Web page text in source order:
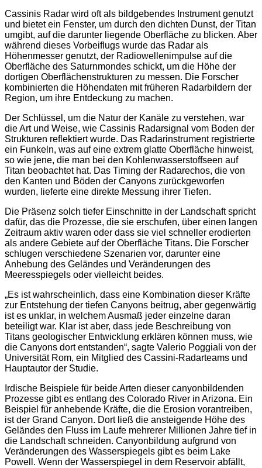
Cassinis Radar wird oft als bildgebendes Instrument genutzt
und bietet ein Fenster, um durch den dichten Dunst, der Titan
umgibt, auf die darunter liegende Oberfläche zu blicken. Aber
während dieses Vorbeiflugs wurde das Radar als
Höhenmesser genutzt, der Radiowellenimpulse auf die
Oberfläche des Saturnmondes schickt, um die Höhe der
dortigen Oberflächenstrukturen zu messen. Die Forscher
kombinierten die Höhendaten mit früheren Radarbildern der
Region, um ihre Entdeckung zu machen.
Der Schlüssel, um die Natur der Kanäle zu verstehen, war
die Art und Weise, wie Cassinis Radarsignal vom Boden der
Strukturen reflektiert wurde. Das Radarinstrument registrierte
ein Funkeln, was auf eine extrem glatte Oberfläche hinweist,
so wie jene, die man bei den Kohlenwasserstoffseen auf
Titan beobachtet hat. Das Timing der Radarechos, die von
den Kanten und Böden der Canyons zurückgeworfen
wurden, lieferte eine direkte Messung ihrer Tiefen.
Die Präsenz solch tiefer Einschnitte in der Landschaft spricht
dafür, das die Prozesse, die sie erschufen, über einen langen
Zeitraum aktiv waren oder dass sie viel schneller erodierten
als andere Gebiete auf der Oberfläche Titans. Die Forscher
schlugen verschiedene Szenarien vor, darunter eine
Anhebung des Geländes und Veränderungen des
Meeresspiegels oder vielleicht beides.
„Es ist wahrscheinlich, dass eine Kombination dieser Kräfte
zur Entstehung der tiefen Canyons beitrug, aber gegenwärtig
ist es unklar, in welchem Ausmaß jeder einzelne daran
beteiligt war. Klar ist aber, dass jede Beschreibung von
Titans geologischer Entwicklung erklären können muss, wie
die Canyons dort entstanden“, sagte Valerio Poggiali von der
Universität Rom, ein Mitglied des Cassini-Radarteams und
Hauptautor der Studie.
Irdische Beispiele für beide Arten dieser canyonbildenden
Prozesse gibt es entlang des Colorado River in Arizona. Ein
Beispiel für anhebende Kräfte, die die Erosion vorantreiben,
ist der Grand Canyon. Dort ließ die ansteigende Höhe des
Geländes den Fluss im Laufe mehrerer Millionen Jahre tief in
die Landschaft schneiden. Canyonbildung aufgrund von
Veränderungen des Wasserspiegels gibt es beim Lake
Powell. Wenn der Wasserspiegel in dem Reservoir abfällt,